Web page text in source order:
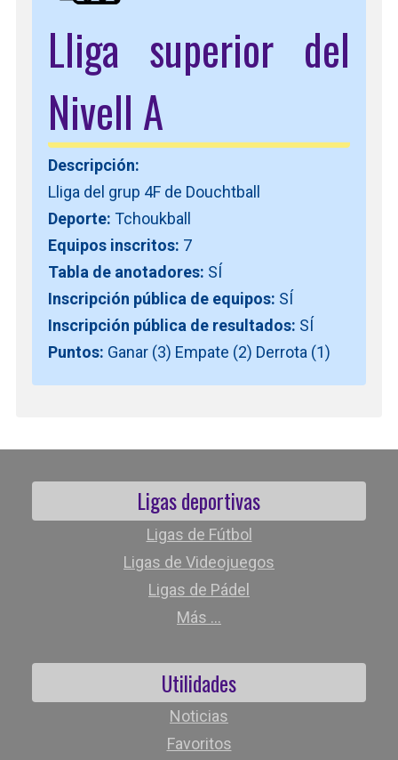
Lliga superior del
Nivell A
Descripción:
Lliga del grup 4F de Douchtball
Deporte: Tchoukball
Equipos inscritos: 7
Tabla de anotadores: SÍ
Inscripción pública de equipos: SÍ
Inscripción pública de resultados: SÍ
Puntos: Ganar (3) Empate (2) Derrota (1)
Ligas deportivas
Ligas de Fútbol
Ligas de Videojuegos
Ligas de Pádel
Más ...
Utilidades
Noticias
Favoritos